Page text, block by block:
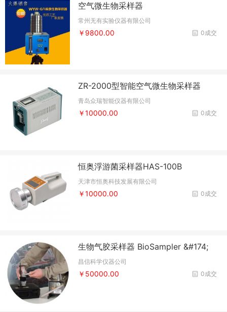
空气微生物采样器
常州无有实验仪器有限公司
0成交
￥9800.00
ZR-2000型智能空气微生物采样器
青岛众瑞智能仪器有限公司
0成交
￥10000.00
恒奥浮游菌采样器HAS-100B
天津市恒奥科技发展有限公司
0成交
￥10000.00
生物气胶采样器 BioSampler &#174;
昌信科学仪器公司
0成交
￥50000.00